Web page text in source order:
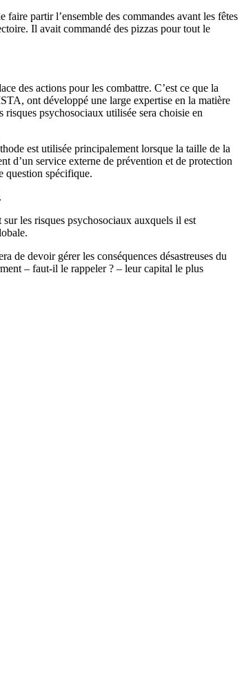
partir l’ensemble des commandes avant les fêtes
Il avait commandé des pizzas pour tout le
des actions pour les combattre. C’est ce que la
ont développé une large expertise en la matière
psychosociaux utilisée sera choisie en
est utilisée principalement lorsque la taille de la
d’un service externe de prévention et de protection
question spécifique.
les risques psychosociaux auxquels il est
de devoir gérer les conséquences désastreuses du
– faut-il le rappeler ? – leur capital le plus